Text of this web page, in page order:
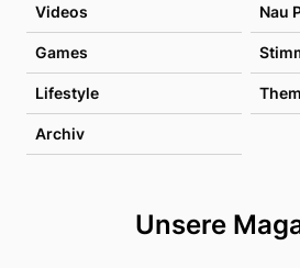
Videos Nau
Games
Lifestyle
Archiv
Unsere